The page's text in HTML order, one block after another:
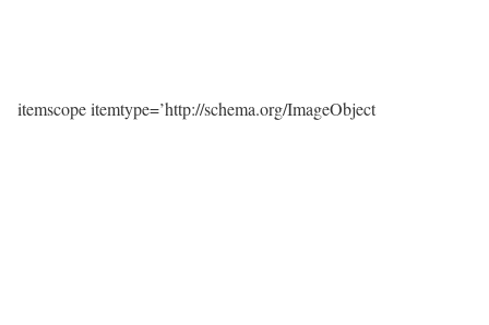
itemscope itemtype=’http://schema.org/ImageObject